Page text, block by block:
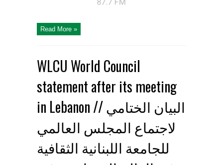
Read More »
WLCU World Council
statement after its meeting
in Lebanon // البيان الختامي
لاجتماع المجلس العالمي
للجامعة اللبنانية الثقافية